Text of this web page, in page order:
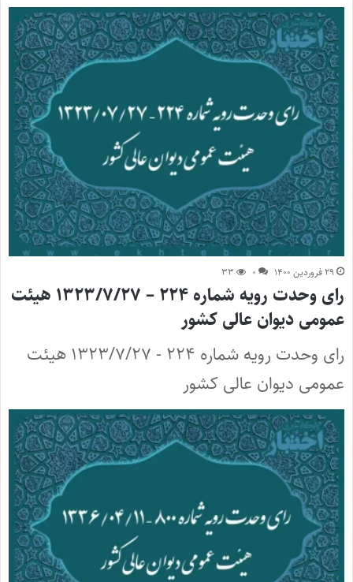
۲۹ فروردین ۱۴۰۰ ۰ ۳۳
رای وحدت رویه شماره ۲۲۴ – ۱۳۲۳/۷/۲۷ هیئت
عمومی دیوان عالی کشور
رای وحدت رویه شماره ۲۲۴ - ۱۳۲۳/۷/۲۷ هیئت
عمومی دیوان عالی کشور